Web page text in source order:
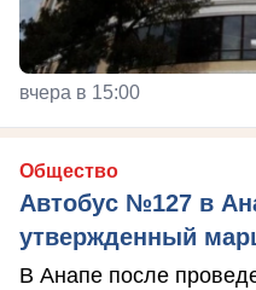
вчера в 15:00
Общество
Автобус №127 в
утвержденный
В Анапе после